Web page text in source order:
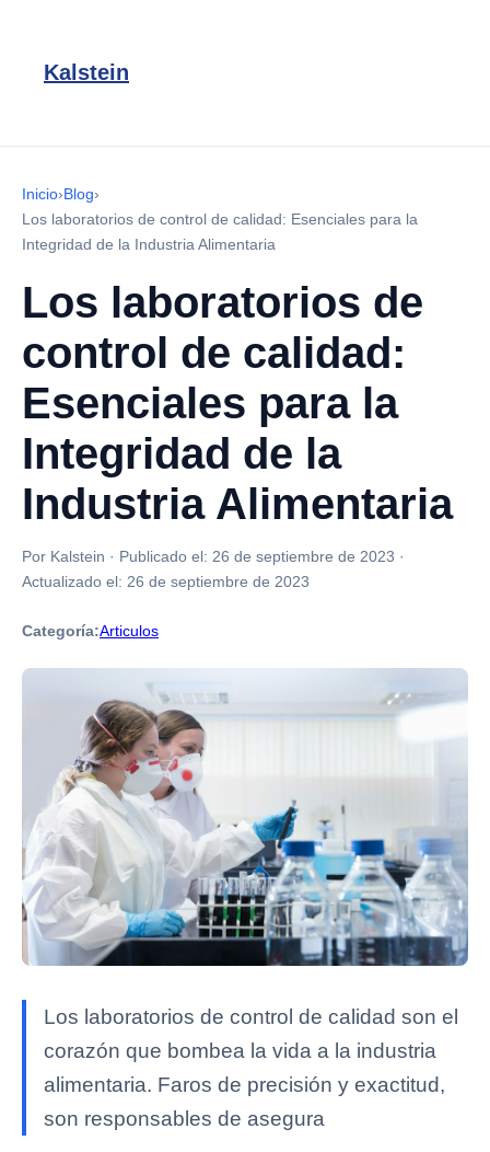
Kalstein
Inicio›Blog›
Los laboratorios de control de calidad: Esenciales para la
Integridad de la Industria Alimentaria
Los laboratorios de
control de calidad:
Esenciales para la
Integridad de la
Industria Alimentaria
Por Kalstein · Publicado el: 26 de septiembre de 2023 ·
Actualizado el: 26 de septiembre de 2023
Categoría:Articulos
Los laboratorios de control de calidad son el
corazón que bombea la vida a la industria
alimentaria. Faros de precisión y exactitud,
son responsables de asegura